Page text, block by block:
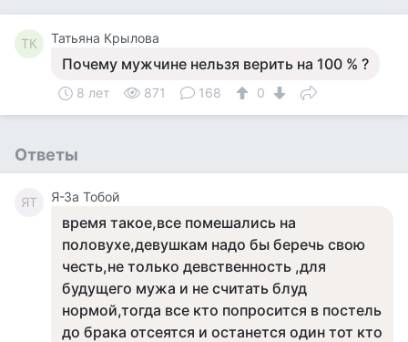
ТК Татьяна Крылова
Почему мужчине нельзя верить на 100 % ?
8 лет 871 168 0
Ответы
ЯТ Я-За Тобой
время такое,все помешались на
половухе,девушкам надо бы беречь свою
честь,не только девственность ,для
будущего мужа и не считать блуд
нормой,тогда все кто попросится в постель
до брака отсеятся и останется один тот кто